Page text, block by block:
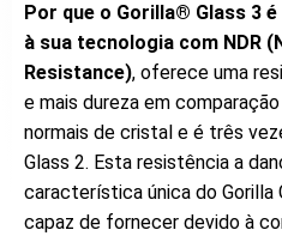
Por que o Gorilla® Glass 3
à sua tecnologia com NDR
Resistance), oferece uma
e mais dureza em
normais de cristal e é três
Glass 2. Esta resistência a
característica única do Gorilla
capaz de fornecer devido à